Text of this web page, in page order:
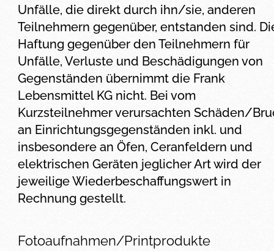
Unfälle, die direkt durch ihn/sie, anderen
Teilnehmern gegenüber, entstanden sind.
Haftung gegenüber den Teilnehmern für
Unfälle, Verluste und Beschädigungen von
Gegenständen übernimmt die Frank
Lebensmittel KG nicht. Bei vom
Kurzsteilnehmer verursachten Schäden/
an Einrichtungsgegenständen inkl. und
insbesondere an Öfen, Ceranfeldern und
elektrischen Geräten jeglicher Art wird der
jeweilige Wiederbeschaffungswert in
Rechnung gestellt.
Fotoaufnahmen/Printprodukte